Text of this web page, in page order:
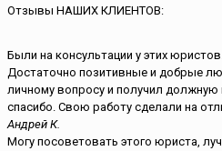
Отзывы НАШИХ КЛИЕНТОВ:
Были на консультации у этих
Достаточно позитивные и добрые
личному вопросу и получил
спасибо. Свою работу сделали на
Андрей К.
Могу посоветовать этого юриста,